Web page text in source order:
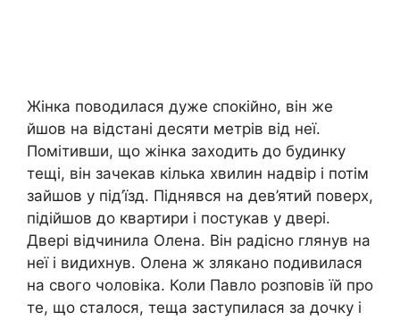
Жінка поводилася дуже спокійно, він же
йшов на відстані десяти метрів від неї.
Помітивши, що жінка заходить до будинку
тещі, він зачекав кілька хвилин надвір і потім
зайшов у під’їзд. Піднявся на дев’ятий поверх,
підійшов до квартири і постукав у двері.
Двері відчинила Олена. Він радісно глянув на
неї і видихнув. Олена ж злякано подивилася
на свого чоловіка. Коли Павло розповів їй про
те, що сталося, теща заступилася за дочку і